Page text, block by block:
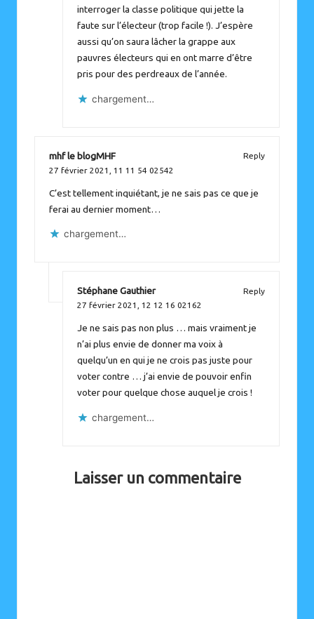
interroger la classe politique qui jette la
faute sur l’électeur (trop facile !). J’espère
aussi qu’on saura lâcher la grappe aux
pauvres électeurs qui en ont marre d’être
pris pour des perdreaux de l’année.
chargement…
mhf le blogMHF
Reply
27 février 2021, 11 11 54 02542
C’est tellement inquiétant, je ne sais pas ce que je
ferai au dernier moment…
chargement…
Stéphane Gauthier
Reply
27 février 2021, 12 12 16 02162
Je ne sais pas non plus … mais vraiment je
n’ai plus envie de donner ma voix à
quelqu’un en qui je ne crois pas juste pour
voter contre … j’ai envie de pouvoir enfin
voter pour quelque chose auquel je crois !
chargement…
Laisser un commentaire